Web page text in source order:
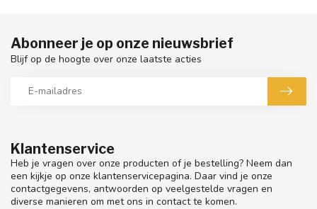
Klantenservice
Heb je vragen over onze producten of je bestelling? Neem dan
een kijkje op onze klantenservicepagina. Daar vind je onze
contactgegevens, antwoorden op veelgestelde vragen en
diverse manieren om met ons in contact te komen.
Abonneer je op onze nieuwsbrief
Blijf op de hoogte over onze laatste acties